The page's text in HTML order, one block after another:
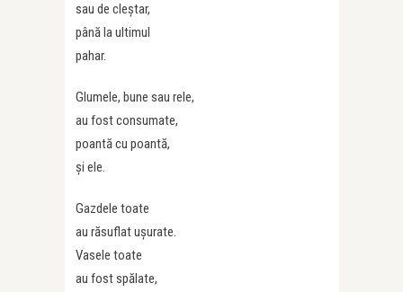
sau de cleștar,
până la ultimul
pahar.
Glumele, bune sau rele,
au fost consumate,
poantă cu poantă,
și ele.
Gazdele toate
au răsuflat ușurate.
Vasele toate
au fost spălate,